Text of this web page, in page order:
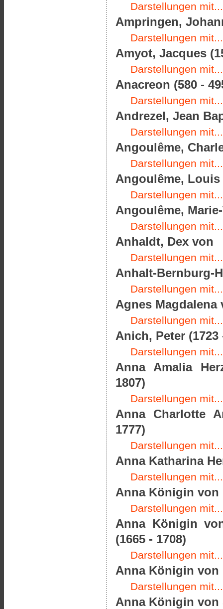
Darstellungen mit...
Ampringen,
Darstellungen mit...
Amyot, Jacques
Darstellungen mit...
Anacreon (580 -
Darstellungen mit...
Andrezel, Jean
Darstellungen mit...
Angoulême,
Darstellungen mit...
Angoulême, Louis
Darstellungen mit...
Angoulême,
Darstellungen mit...
Anhaldt, Dex von
Darstellungen mit...
Anhalt-Bernburg-
Darstellungen mit...
Agnes Magdalena
Darstellungen mit...
Anich, Peter (1723
Darstellungen mit...
Anna Amalia
1807)
Darstellungen mit...
Anna Charlotte
1777)
Darstellungen mit...
Anna Katharina
Darstellungen mit...
Anna Königin von
Darstellungen mit...
Anna Königin
(1665 - 1708)
Darstellungen mit...
Anna Königin von
Darstellungen mit...
Anna Königin von